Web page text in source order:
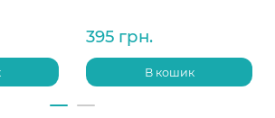
395 грн.
В кошик